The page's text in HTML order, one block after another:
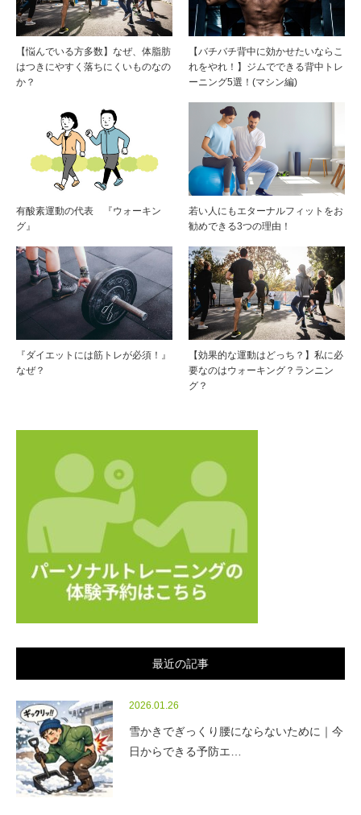
【悩んでいる方多数】なぜ、体脂肪
はつきにやすく落ちにくいものなの
か？
【バチバチ背中に効かせたいならこ
れをやれ！】ジムでできる背中トレ
ーニング5選！(マシン編)
有酸素運動の代表 『ウォーキン
グ』
若い人にもエターナルフィットをお
勧めできる3つの理由！
『ダイエットには筋トレが必須！』
なぜ？
【効果的な運動はどっち？】私に必
要なのはウォーキング？ランニン
グ？
最近の記事
2026.01.26
雪かきでぎっくり腰にならないために｜今
日からできる予防エ…